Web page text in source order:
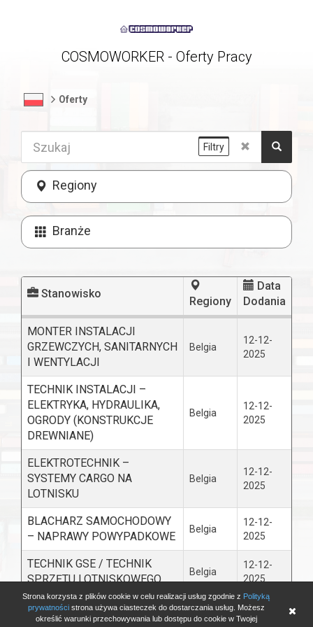
Strona korzysta z plików cookie w celu realizacji usług zgodnie z Polityką
prywatnościstrona używa ciasteczek do dostarczania usług. Możesz
określić warunki przechowywania lub dostępu do cookie w Twojej
COSMOWORKER - Oferty Pracy
Oferty
Regiony
Branże
Filtry
Stanowisko
Regiony
Data
Dodania
MONTER INSTALACJI
GRZEWCZYCH, SANITARNYCH
I WENTYLACJI
Belgia
12-12-
2025
TECHNIK INSTALACJI –
ELEKTRYKA, HYDRAULIKA,
OGRODY (KONSTRUKCJE
DREWNIANE)
Belgia
12-12-
2025
ELEKTROTECHNIK –
SYSTEMY CARGO NA
LOTNISKU
Belgia
12-12-
2025
BLACHARZ SAMOCHODOWY
– NAPRAWY POWYPADKOWE
Belgia
12-12-
2025
TECHNIK GSE / TECHNIK
SPRZĘTU LOTNISKOWEGO
Belgia
12-12-
2025
10 20 50 100 250 << 1 2 3 4